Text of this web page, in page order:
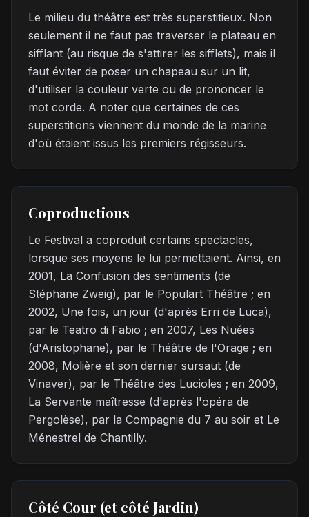
Le milieu du théâtre est très superstitieux. Non
seulement il ne faut pas traverser le plateau en
sifflant (au risque de s'attirer les sifflets), mais il
faut éviter de poser un chapeau sur un lit,
d'utiliser la couleur verte ou de prononcer le
mot corde. A noter que certaines de ces
superstitions viennent du monde de la marine
d'où étaient issus les premiers régisseurs.
Coproductions
Le Festival a coproduit certains spectacles,
lorsque ses moyens le lui permettaient. Ainsi, en
2001, La Confusion des sentiments (de
Stéphane Zweig), par le Populart Théâtre ; en
2002, Une fois, un jour (d'après Erri de Luca),
par le Teatro di Fabio ; en 2007, Les Nuées
(d'Aristophane), par le Théâtre de l'Orage ; en
2008, Molière et son dernier sursaut (de
Vinaver), par le Théâtre des Lucioles ; en 2009,
La Servante maîtresse (d'après l'opéra de
Pergolèse), par la Compagnie du 7 au soir et Le
Ménestrel de Chantilly.
Côté Cour (et côté Jardin)